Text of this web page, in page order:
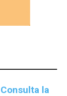
Consulta la